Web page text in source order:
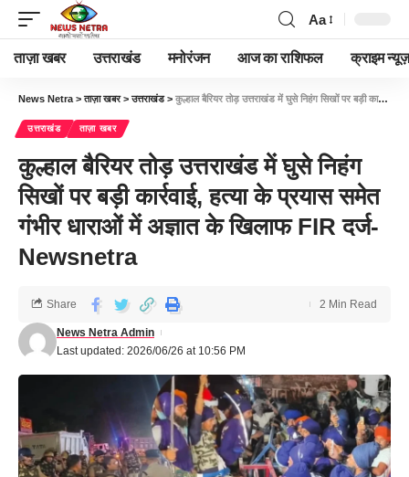
Aa
ताज़ा खबर उत्तराखंड मनोरंजन आज का राशिफल क्राइम न्यूज़
News Netra >ताज़ा खबर>उत्तराखंड> कुल्हाल बैरियर तोड़ उत्तराखंड में घुसे निहंग सिखों पर बड़ी कार्रवाई, हत्या के प्रयास समेत गंभीर धाराओं में अज्ञात के खिलाफ FIR दर्ज-Newsnetra
उत्तराखंड ताज़ा खबर
कुल्हाल बैरियर तोड़ उत्तराखंड में घुसे निहंग
सिखों पर बड़ी कार्रवाई, हत्या के प्रयास समेत
गंभीर धाराओं में अज्ञात के खिलाफ FIR दर्ज-
Newsnetra
Last updated: 2026/06/26 at 10:56 PM
News Netra Admin
Share 2 Min Read